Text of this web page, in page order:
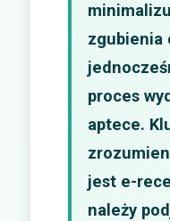
zgubienia
proces
aptece.
jest e-
należy